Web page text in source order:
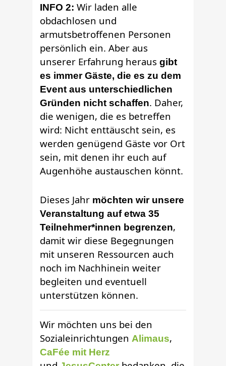
INFO 2: Wir laden alle
obdachlosen und
armutsbetroffenen Personen
persönlich ein. Aber aus
unserer Erfahrung herausgibt
es immer Gäste, die es zu dem
Event aus unterschiedlichen
Gründen nicht schaffen. Daher,
die wenigen, die es betreffen
wird: Nicht enttäuscht sein, es
werden genügend Gäste vor Ort
sein, mit denen ihr euch auf
Augenhöhe austauschen könnt.
Dieses Jahr möchten wir unsere
Veranstaltung auf etwa 35
Teilnehmer*innen begrenzen,
damit wir diese Begegnungen
mit unseren Ressourcen auch
noch im Nachhinein weiter
begleiten und eventuell
unterstützen können.
Wir möchten uns bei den
Sozialeinrichtungen Alimaus,
CaFée mit Herz